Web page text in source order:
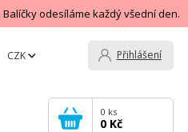
odesíláme každý všední den.
CZK Přihlášení
0 ks
0 Kč